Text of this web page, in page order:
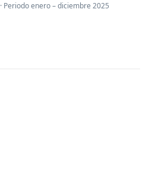
Periodo enero – diciembre 2025